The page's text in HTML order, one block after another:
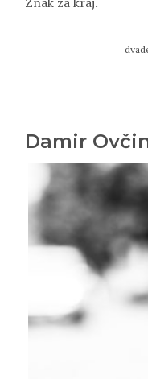
Damir